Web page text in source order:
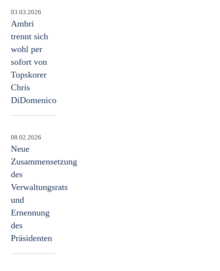
03.03.2026
Ambri
trennt sich
wohl per
sofort von
Topskorer
Chris
DiDomenico
08.02.2026
Neue
Zusammensetzung
des
Verwaltungsrats
und
Ernennung
des
Präsidenten